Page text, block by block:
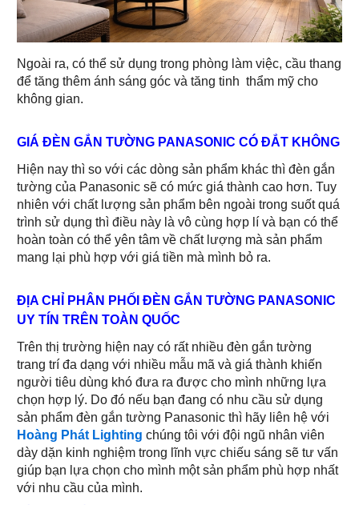
Ngoài ra, có thể sử dụng trong phòng làm việc, cầu thang
để tăng thêm ánh sáng góc và tăng tinh thẩm mỹ cho
không gian.
GIÁ ĐÈN GẮN TƯỜNG PANASONIC CÓ ĐẮT KHÔNG
Hiện nay thì so với các dòng sản phẩm khác thì đèn gắn
tường của Panasonic sẽ có mức giá thành cao hơn. Tuy
nhiên với chất lượng sản phẩm bên ngoài trong suốt quá
trình sử dụng thì điều này là vô cùng hợp lí và bạn có thể
hoàn toàn có thể yên tâm về chất lượng mà sản phẩm
mang lại phù hợp với giá tiền mà mình bỏ ra.
ĐỊA CHỈ PHÂN PHỐI ĐÈN GẮN TƯỜNG PANASONIC
UY TÍN TRÊN TOÀN QUỐC
Trên thị trường hiện nay có rất nhiều đèn gắn tường
trang trí đa dạng với nhiều mẫu mã và giá thành khiến
người tiêu dùng khó đưa ra được cho mình những lựa
chọn hợp lý. Do đó nếu bạn đang có nhu cầu sử dụng
sản phẩm đèn gắn tường Panasonic thì hãy liên hệ với
Hoàng Phát Lighting chúng tôi với đội ngũ nhân viên
dày dặn kinh nghiệm trong lĩnh vực chiếu sáng sẽ tư vấn
giúp bạn lựa chọn cho mình một sản phẩm phù hợp nhất
với nhu cầu của mình.